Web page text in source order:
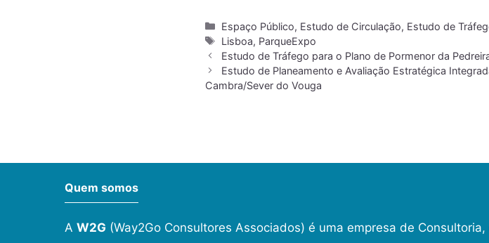
Espaço Público, Estudo de Circulação, Estudo de
Lisboa, ParqueExpo
Estudo de Tráfego para o Plano de Pormenor da
Estudo de Planeamento e Avaliação Estratégica
Cambra/Sever do Vouga
Quem somos
A W2G (Way2Go Consultores Associados) é uma empresa de